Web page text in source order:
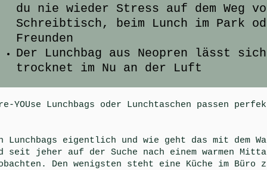
du nie wieder Stress auf dem Weg
Schreibtisch, beim Lunch im Park
Freunden
Der Lunchbag aus Neopren lässt
trocknet im Nu an der Luft
YOUse Lunchbags oder Lunchtaschen passen
Lunchbags eigentlich und wie geht das mit dem
jeher auf der Suche nach einem warmen
Den wenigsten steht eine Küche im